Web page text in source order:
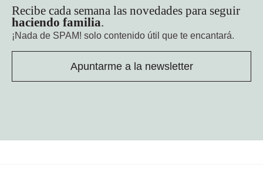
Recibe cada semana las novedades para seguir
haciendo familia.
¡Nada de SPAM! solo contenido útil que te encantará.
Apuntarme a la newsletter